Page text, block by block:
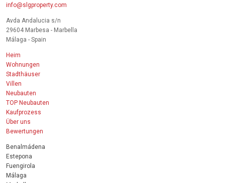
info@slgproperty.com
Avda Andalucia s/n
29604 Marbesa - Marbella
Málaga - Spain
Heim
Wohnungen
Stadthäuser
Villen
Neubauten
TOP Neubauten
Kaufprozess
Über uns
Bewertungen
Benalmádena
Estepona
Fuengirola
Málaga